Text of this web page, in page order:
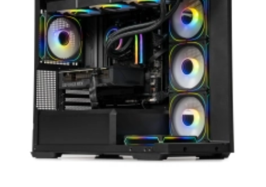
продукції. Ми впевнені, що придбана Вами
техніка буде служити Вам довгі роки при
дотриманні правил експлуатації та
зберігання.
Artline комп'ютери